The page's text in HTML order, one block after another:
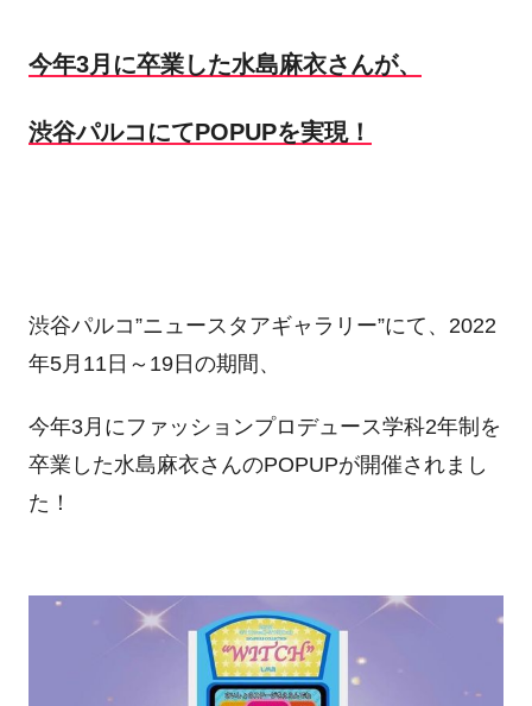
今年3月に卒業した水島麻衣さんが、
渋谷パルコにてPOPUPを実現！
渋谷パルコ”ニュースタアギャラリー”にて、2022
年5月11日～19日の期間、
今年3月にファッションプロデュース学科2年制を
卒業した水島麻衣さんのPOPUPが開催されまし
た！